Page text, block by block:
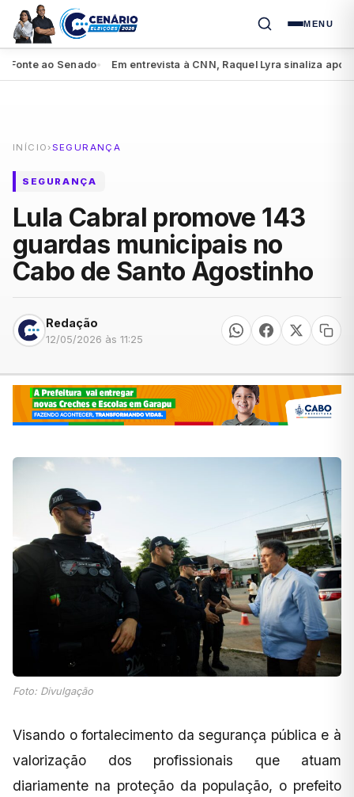
MENU
ao Senado● Em entrevista à CNN, Raquel Lyra sinaliza apoio a
INÍCIO ›SEGURANÇA
SEGURANÇA
Lula Cabral promove 143
guardas municipais no
Cabo de Santo Agostinho
Redação
12/05/2026 às 11:25
Foto: Divulgação
Visando o fortalecimento da segurança pública e à
valorização dos profissionais que atuam
diariamente na proteção da população, o prefeito